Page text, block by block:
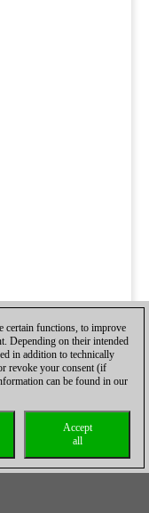
certain functions, to improve
Depending on their intended
in addition to technically
revoke your consent (if
can be found in our
Accept
all